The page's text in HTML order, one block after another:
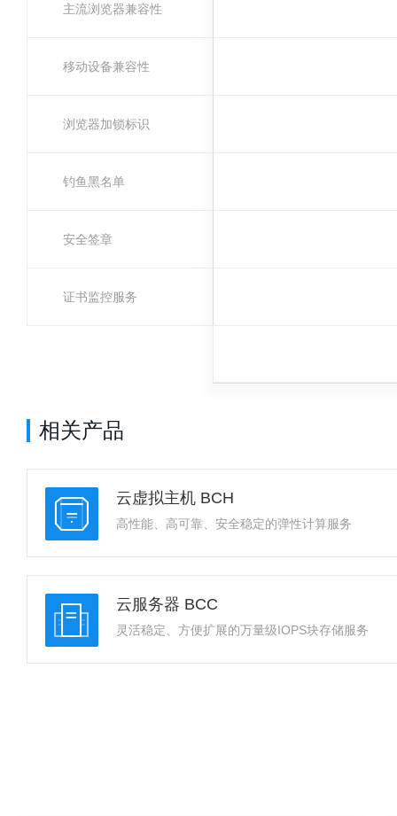
主流浏览器兼容性
移动设备兼容性
浏览器加锁标识
钓鱼黑名单
安全签章
证书监控服务
相关产品
云虚拟主机 BCH
高性能、高可靠、安全稳定的弹性计算服务
云服务器 BCC
灵活稳定、方便扩展的万量级IOPS块存储服务